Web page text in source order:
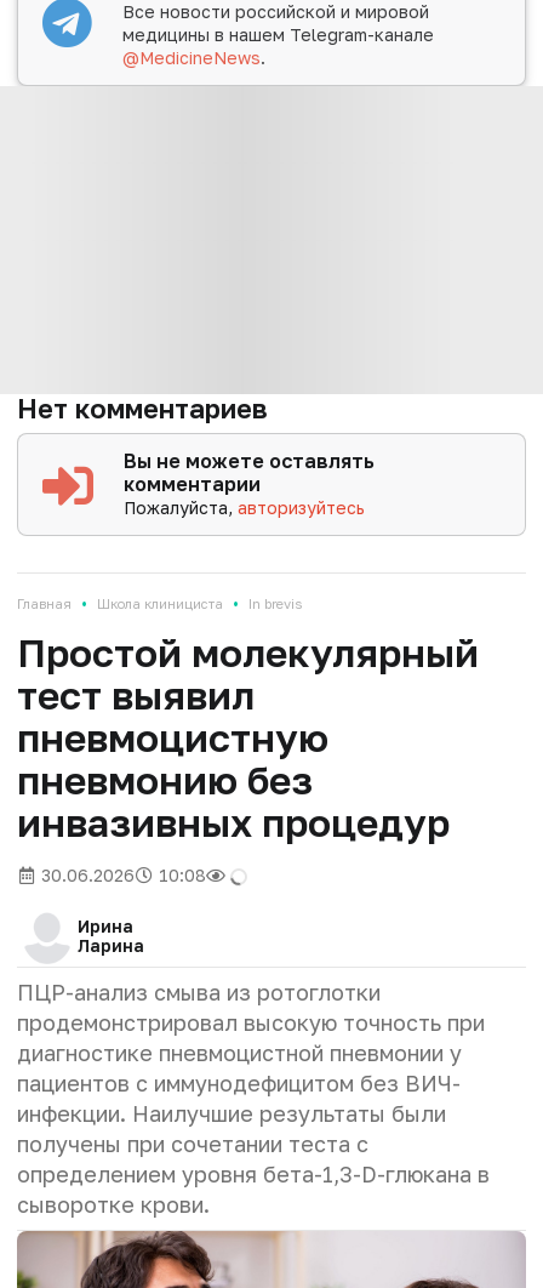
Все новости российской и мировой
медицины в нашем Telegram-канале
@MedicineNews.
Нет комментариев
Вы не можете оставлять
комментарии
Пожалуйста,авторизуйтесь
Главная • Школа клинициста • In brevis
Простой молекулярный
тест выявил
пневмоцистную
пневмонию без
инвазивных процедур
30.06.2026 10:08
Ирина
Ларина
ПЦР-анализ смыва из ротоглотки
продемонстрировал высокую точность при
диагностике пневмоцистной пневмонии у
пациентов с иммунодефицитом без ВИЧ-
инфекции. Наилучшие результаты были
получены при сочетании теста с
определением уровня бета-1,3-D-глюкана в
сыворотке крови.